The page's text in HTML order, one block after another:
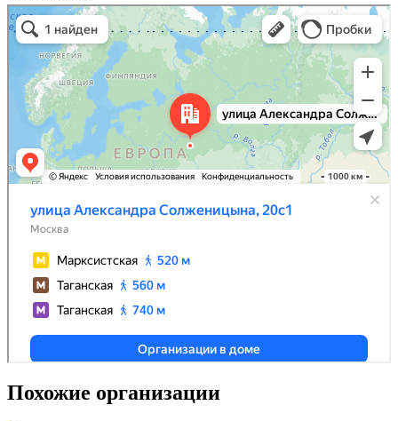
Похожие организации